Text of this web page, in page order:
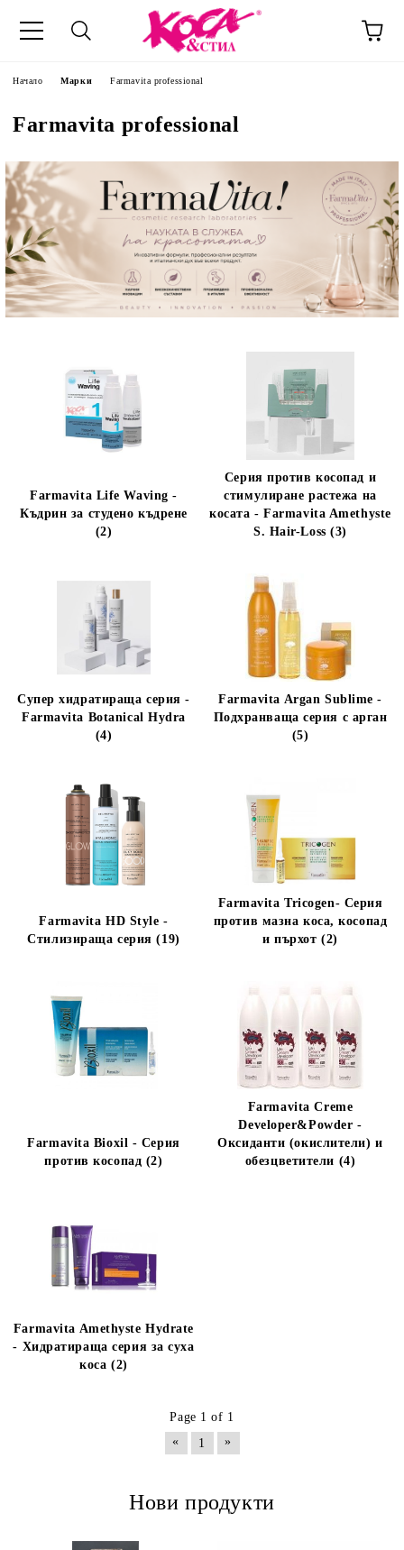
Начало Марки Farmavita professional
Farmavita professional
Farmavita Life Waving -
Къдрин за студено къдрене
(2)
Серия против косопад и
стимулиране растежа на
косата - Farmavita Amethyste
S. Hair-Loss (3)
Супер хидратираща серия -
Farmavita Botanical Hydra
(4)
Farmavita Argan Sublime -
Подхранваща серия с арган
(5)
Farmavita HD Style -
Стилизираща серия (19)
Farmavita Tricogen- Серия
против мазна коса, косопад
и пърхот (2)
Farmavita Bioxil - Серия
против косопад (2)
Farmavita Creme
Developer&Powder -
Оксиданти (окислители) и
обезцветители (4)
Farmavita Amethyste Hydrate
- Хидратираща серия за суха
коса (2)
Page 1 of 1
«
1 »
Нови продукти